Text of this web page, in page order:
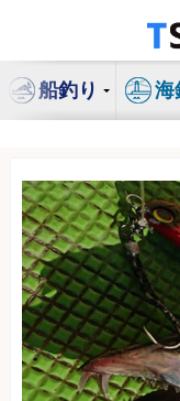
ン
船釣り 海